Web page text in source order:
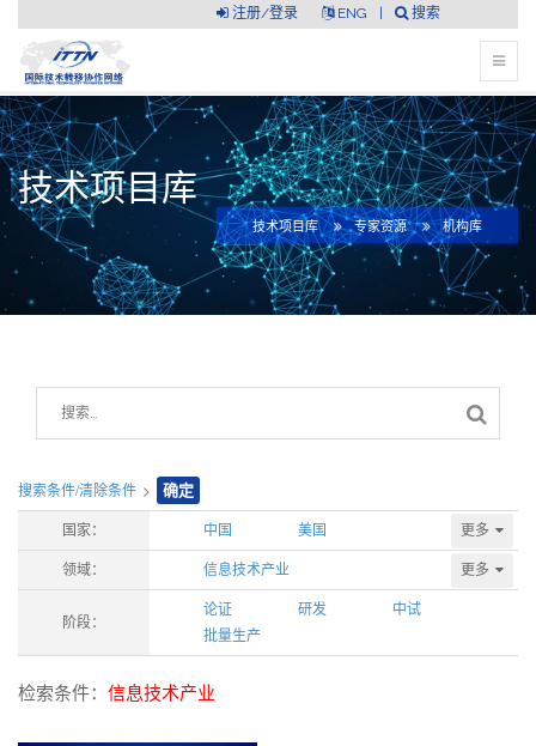
搜索
ENG
注册/登录
技术项目库
技术项目库 专家资源 机构库
搜索条件/清除条件 > 确定
国家： 中国 美国 更多
领域： 信息技术产业 更多
阶段：
论证 研发
中试
批量生产
检索条件： 信息技术产业